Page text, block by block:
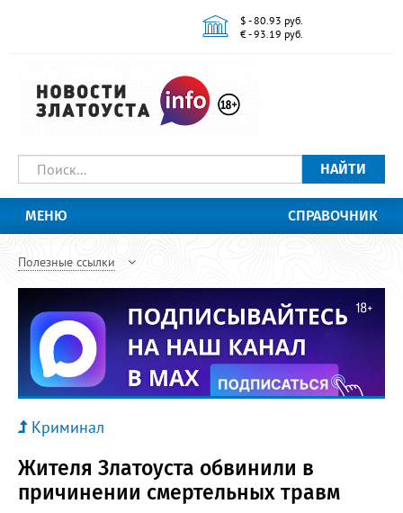
$ - 80.93 руб.
€ - 93.19 руб.
НАЙТИ
МЕНЮ СПРАВОЧНИК
Полезные ссылки
Криминал
Жителя Златоуста обвинили в
причинении смертельных травм